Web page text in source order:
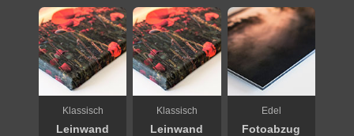
Klassisch
Leinwand
Klassisch
Leinwand
Edel
Fotoabzug